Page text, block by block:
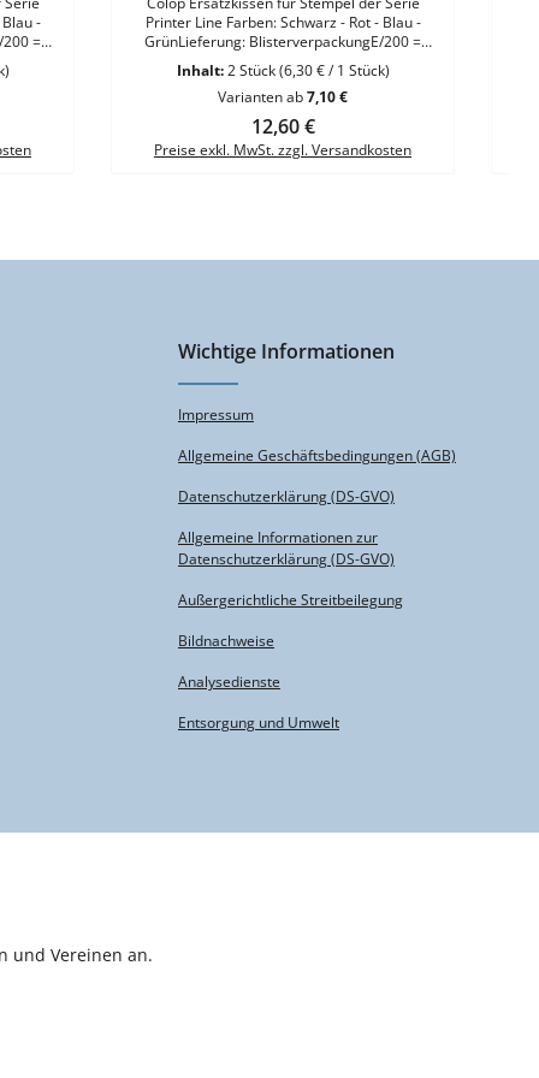
-
=
S 220 -
Printer Line Farben: Schwarz - Rot - Blau -
GrünLieferung: BlisterverpackungE/200 =
Ersatzkissen für Stempel Printer S 200 - S 220 -
S 226 - S 260VE = 2 Kissen
Inhalt:2 Stück(6,30 € / 1 Stück)
Varianten ab7,10 €
Regulärer Preis:
12,60 €
Preise exkl. MwSt. zzgl. Versandkosten
Wichtige Informationen
Impressum
Allgemeine Geschäftsbedingungen (AGB)
Datenschutzerklärung (DS-GVO)
Allgemeine Informationen zur
Datenschutzerklärung (DS-GVO)
Außergerichtliche Streitbeilegung
Bildnachweise
Analysedienste
Entsorgung und Umwelt
und Vereinen an.